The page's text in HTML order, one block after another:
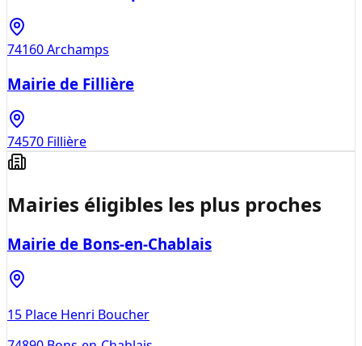
74160Archamps
Mairie de Fillière
74570 Fillière
Mairies éligibles les plus proches
Mairie de Bons-en-Chablais
15 Place Henri Boucher